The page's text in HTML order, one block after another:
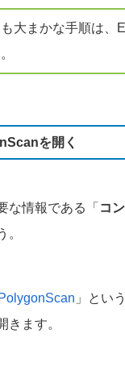
大まかな手順は、
を開く
な情報である「 コ
。
PolygonScan 」とい
きます。